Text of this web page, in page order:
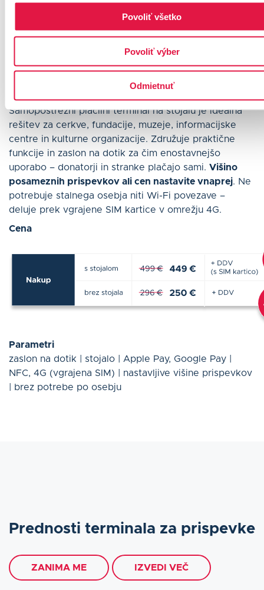
Povoliť všetko
Povoliť výber
Odmietnuť
Sprejemajte prispevke in plačila
brez osebja, kadarkoli
Samopostrežni plačilni terminal na stojalu je idealna
rešitev za cerkve, fundacije, muzeje, informacijske
centre in kulturne organizacije. Združuje praktične
funkcije in zaslon na dotik za čim enostavnejšo
uporabo – donatorji in stranke plačajo sami. Višino
posameznih prispevkov ali cen nastavite vnaprej. Ne
potrebuje stalnega osebja niti Wi-Fi povezave –
deluje prek vgrajene SIM kartice v omrežju 4G.
Cena
Parametri
zaslon na dotik | stojalo | Apple Pay, Google Pay |
NFC, 4G (vgrajena SIM) | nastavljive višine prispevkov
| brez potrebe po osebju
Prednosti terminala za prispevke
ZANIMA ME IZVEDI VEČ